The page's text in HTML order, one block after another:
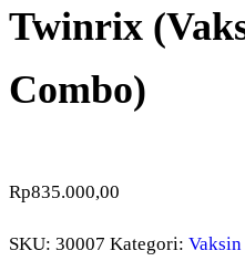
Twinrix
Combo)
Rp835.000,00
SKU: 30007 Kategori: